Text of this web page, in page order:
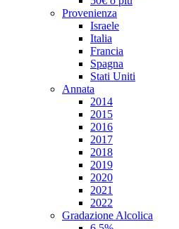
Provenienza
Israele
Italia
Francia
Spagna
Stati Uniti
Annata
2014
2015
2016
2017
2018
2019
2020
2021
2022
Gradazione Alcolica